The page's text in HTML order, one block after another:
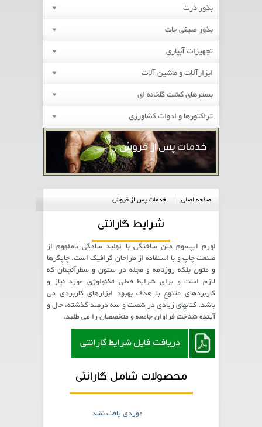
بذور ذرت
بذور صیفی جات
تجهیزات آبیاری
ابزارآلات و ماشین آلات
بسترهای کشت گلخانه ای
تراکتورها و ادوات کشاورزی
خدمات پس از فروش
صفحه اصلی خدمات پس از فروش
شرایط گارانتی
لورم ایپسوم متن ساختگی با تولید سادگی نامفهوم از
صنعت چاپ و با استفاده از طراحان گرافیک است. چاپگرها
و متون بلکه روزنامه و مجله در ستون و سطرآنچنان که
لازم است و برای شرایط فعلی تکنولوژی مورد نیاز و
کاربردهای متنوع با هدف بهبود ابزارهای کاربردی می
باشد. کتابهای زیادی در شصت و سه درصد گذشته، حال و
آینده شناخت فراوان جامعه و متخصصان را می طلبد.
محصولات شامل گارانتی
موردی یافت نشد